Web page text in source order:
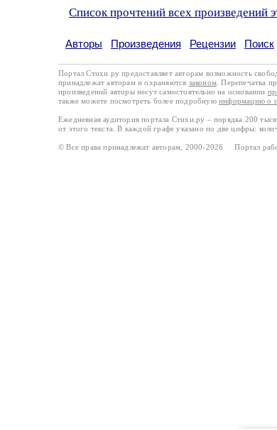
Список прочтений всех произведений
Авторы Произведения Рецензии Поиск
Портал Стихи.ру предоставляет авторам возможность
принадлежат авторам и охраняются законом . Перепечатка
произведений авторы несут самостоятельно на основании
также можете посмотреть более подробную информацию о
Ежедневная аудитория портала Стихи.ру – порядка 200
от этого текста. В каждой графе указано по две цифры:
© Все права принадлежат авторам, 2000-2026 Портал